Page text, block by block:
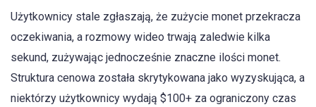
Użytkownicy stale zgłaszają, że zużycie monet przekracza
oczekiwania, a rozmowy wideo trwają zaledwie kilka
sekund, zużywając jednocześnie znaczne ilości monet.
Struktura cenowa została skrytykowana jako wyzyskująca, a
niektórzy użytkownicy wydają $100+ za ograniczony czas